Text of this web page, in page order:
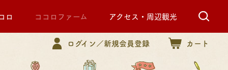
ロ ココロファーム アクセス・周辺観光
ログイン／新規会員登録 カート